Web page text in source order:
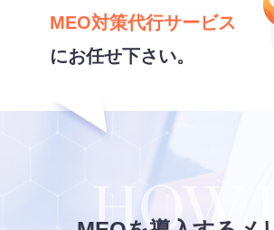
MEO対策代行サービス
にお任せ下さい。